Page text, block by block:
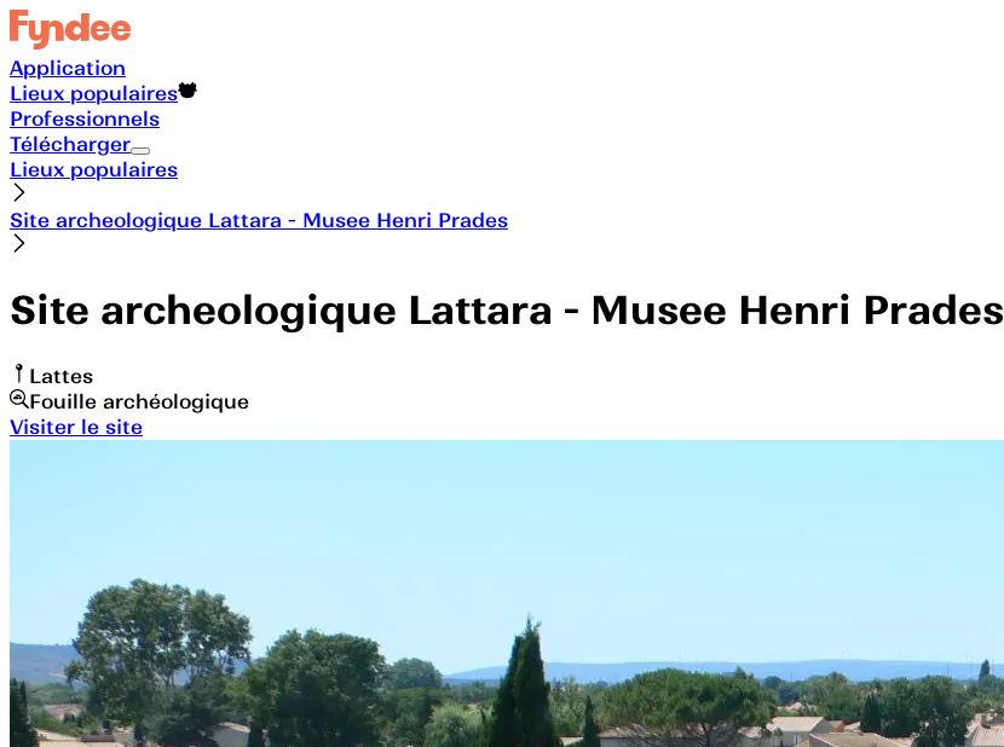
Application
Lieux populaires
Professionnels
Télécharger
Lieux populaires
Site archeologique Lattara - Musee Henri Prades
Site archeologique Lattara - Musee Henri Prades
Lattes
Fouille archéologique
Visiter le site